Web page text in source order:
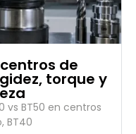
de
torque y
vs BT50 en centros
BT40